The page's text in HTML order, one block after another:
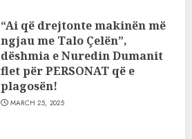
“Ai që drejtonte makinën më
ngjau me Talo Çelën”,
dëshmia e Nuredin Dumanit
flet për PERSONAT që e
plagosën!
MARCH 25, 2025